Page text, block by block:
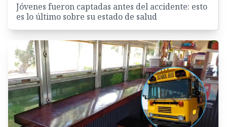
Jóvenes fueron captadas antes del accidente: esto
es lo último sobre su estado de salud